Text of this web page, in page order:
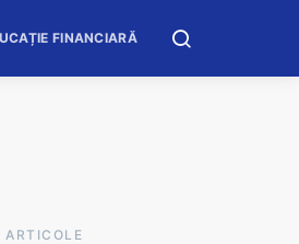
FINANCIARĂ